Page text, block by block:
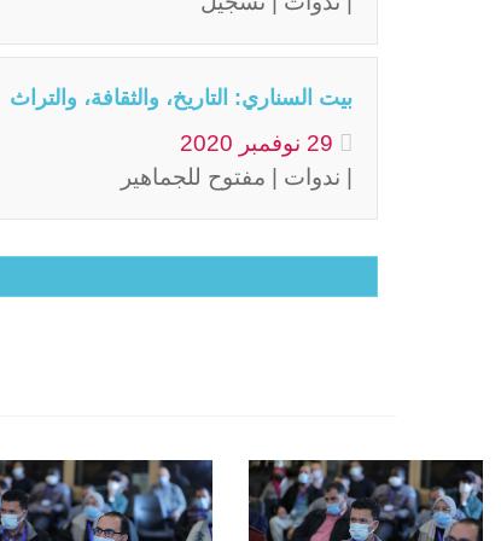
بيت السناري: التاريخ، والثقافة، والتراث
29 نوفمبر 2020
| ندوات | مفتوح للجماهير